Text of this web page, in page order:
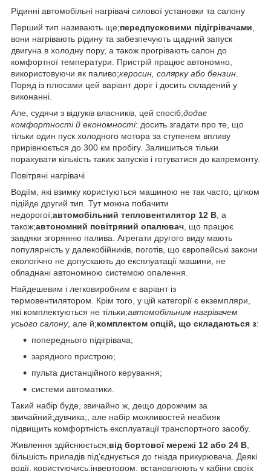
Рідинні автомобільні нагрівачі силової установки та салону
Перший тип називають ще;передпусковими підігрівачами
вони нагрівають рідину та забезпечують щадний запуск
двигуна в холодну пору, а також прогрівають салон до
комфортної температури. Пристрій працює автономно,
використовуючи як паливо;керосин, солярку або бензин
Поряд із плюсами цей варіант доріг і досить складений у
виконанні.
Але, судячи з відгуків власників, цей спосіб;додає
комфортності й економності: досить згадати про те, що
тільки один пуск холодного мотора за ступенем впливу
прирівнюється до 300 км пробігу. Залишиться тільки
порахувати кількість таких запусків і готуватися до капремонту.
Повітряні нагрівачі
Водіїм, які взимку користуються машиною не так часто, цілком
підійде другий тип. Тут можна побачити
недорогої;автомобільний тепловентилятор 12 В , а
також;автономний повітряний опалювач , що працює
завдяки згорянню палива. Агрегати другого виду мають
популярність у далекобійників, поготів, що європейські закони
екологічно не допускають до експлуатації машини, не
обладнані автономною системою опалення.
Найдешевим і легковиробним є варіант із
термовентилятором. Крім того, у цій категорії є екземпляри,
які комплектуються не тільки;автомобільним нагрівачем
усього салону, але й;комплектом опцій, що складаються з:
попереднього підігрівача;
зарядного пристрою;
пульта дистанційного керування;
системи автоматики.
Такий набір буде, звичайно ж, дещо дорожчим за
звичайний;дувчика;, але набір можливостей неабияк
підвищить комфортність експлуатації транспортного засобу.
Живлення здійснюється;від бортової мережі 12 або 24 В
більшість приладів під'єднується до гнізда прикурювача. Деякі
водії, користуючись;інвертором, встановлюють у кабіни своїх